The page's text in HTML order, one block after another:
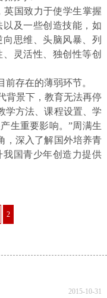
英国致力于使学生掌握
及一些创造技能，如
思维、头脑风暴、列
灵活性、独创性等创
存在的薄弱环节。
背景下，教育无法再停
学方法、课程设置、学
生重要影响。”周满生
，深入了解国外培养青
国青少年创造力提供
2
2015-10-31